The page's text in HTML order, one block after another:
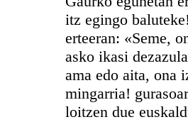
itz egingo
erteeran: «Seme,
asko ikasi
ama edo aita, ona
mingarria!
loitzen due